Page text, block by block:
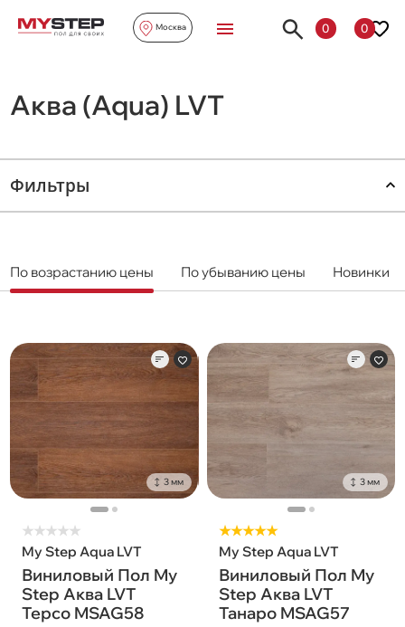
Москва 0 0
Аква (Aqua) LVT
Фильтры
По возрастанию цены По убыванию цены Новинки
3 мм
★★★★★
My Step Aqua LVT
Виниловый Пол My
Step Аква LVT
Терсо MSAG58
3 мм
★★★★★
My Step Aqua LVT
Виниловый Пол My
Step Аква LVT
Танаро MSAG57